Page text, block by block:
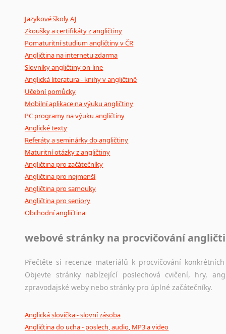
poradny a pravidla
Jazykové školy AJ
Zkoušky a certifikáty z angličtiny
Pomaturitní studium angličtiny v ČR
Angličtina na internetu zdarma
Slovníky angličtiny on-line
Anglická literatura - knihy v angličtině
Učební pomůcky
Mobilní aplikace na výuku angličtiny
PC programy na výuku angličtiny
Anglické texty
Referáty a seminárky do angličtiny
Maturitní otázky z angličtiny
Angličtina pro začátečníky
Angličtina pro nejmenší
Angličtina pro samouky
Angličtina pro seniory
Obchodní angličtina
webové stránky na procvičování
Přečtěte si recenze materiálů k procvičování
Objevte stránky nabízející poslechová cvičení, hry,
zpravodajské weby nebo stránky pro úplné začátečníky.
Anglická slovíčka - slovní zásoba
Angličtina do ucha - poslech, audio, MP3 a video